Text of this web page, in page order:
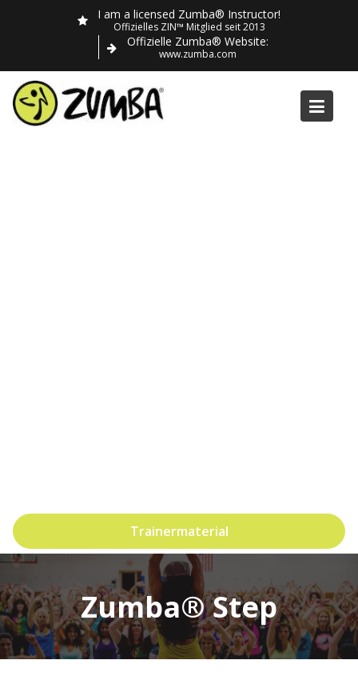
I am a licensed Zumba® Instructor!
Offizielles ZIN™ Mitglied seit 2013
Offizielle Zumba® Website:
www.zumba.com
Trainermaterial
Zumba® Step